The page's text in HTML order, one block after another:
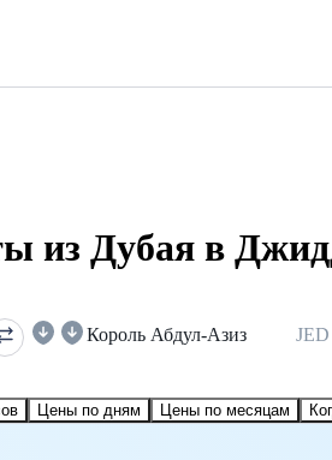
из Дубая в
Король Абдул-Азиз JED
Цены по дням Цены по месяцам